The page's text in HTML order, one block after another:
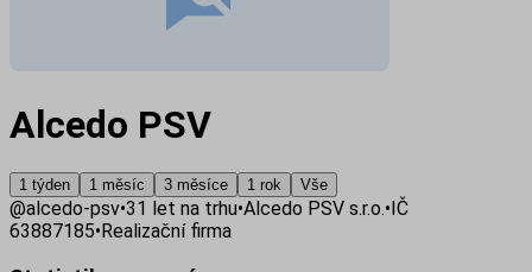
Alcedo PSV
1 týden 1 měsíc 3 měsíce 1 rok Vše
@alcedo-psv•31 let na trhu•Alcedo PSV s.r.o.•IČ
63887185•Realizační firma